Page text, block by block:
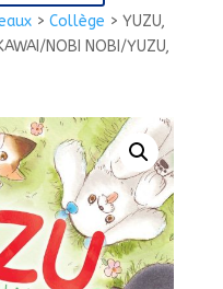
> Collège > YUZU,
NOBI NOBI/YUZU,